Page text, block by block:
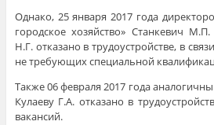
Однако, 25 января 2017 года
городское хозяйство» Станкевич
Н.Г. отказано в трудоустройстве, в
не требующих специальной
Также 06 февраля 2017 года
Кулаеву Г.А. отказано в
вакансий.